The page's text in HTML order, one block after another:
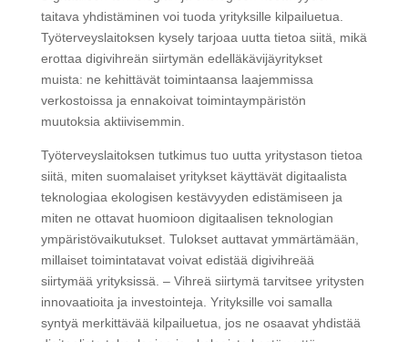
taitava yhdistäminen voi tuoda yrityksille kilpailuetua.
Työterveyslaitoksen kysely tarjoaa uutta tietoa siitä, mikä
erottaa digivihreän siirtymän edelläkävijäyritykset
muista: ne kehittävät toimintaansa laajemmissa
verkostoissa ja ennakoivat toimintaympäristön
muutoksia aktiivisemmin.
Työterveyslaitoksen tutkimus tuo uutta yritystason tietoa
siitä, miten suomalaiset yritykset käyttävät digitaalista
teknologiaa ekologisen kestävyyden edistämiseen ja
miten ne ottavat huomioon digitaalisen teknologian
ympäristövaikutukset. Tulokset auttavat ymmärtämään,
millaiset toimintatavat voivat edistää digivihreää
siirtymää yrityksissä. – Vihreä siirtymä tarvitsee yritysten
innovaatioita ja investointeja. Yrityksille voi samalla
syntyä merkittävää kilpailuetua, jos ne osaavat yhdistää